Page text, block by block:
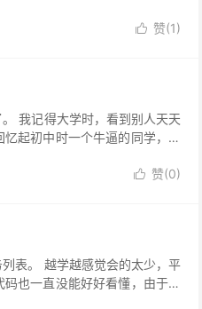
 赞(1)
我记得大学时，看到别人天天
起初中时一个牛逼的同学，他
 赞(0)
表。 越学越感觉会的太少，平
也一直没能好好看懂，由于遇